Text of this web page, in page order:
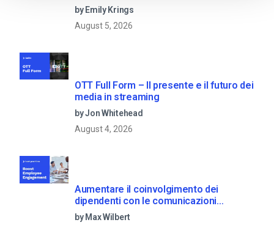
by Emily Krings
August 5, 2026
OTT Full Form – Il presente e il futuro dei
media in streaming
by Jon Whitehead
August 4, 2026
Aumentare il coinvolgimento dei
dipendenti con le comunicazioni
aziendali in live streaming
by Max Wilbert